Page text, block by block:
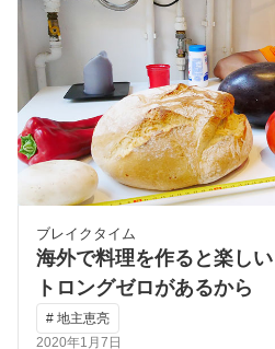
ブレイクタイム
海外で料理を作ると楽し
トロングゼロがあるから
# 地主恵亮
2020年1月7日